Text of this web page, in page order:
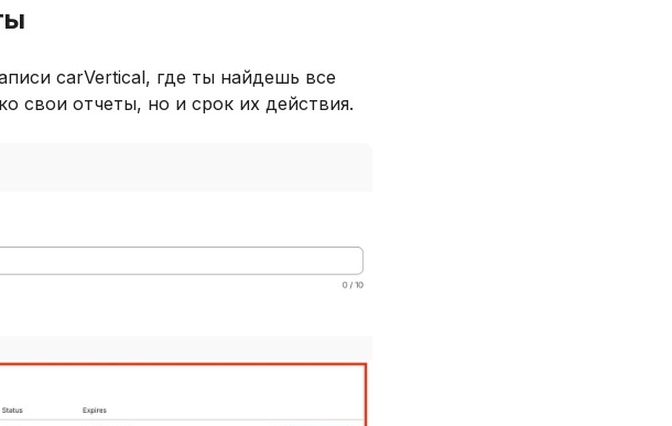
carVertical, где ты найдешь все
свои отчеты, но и срок их действия.